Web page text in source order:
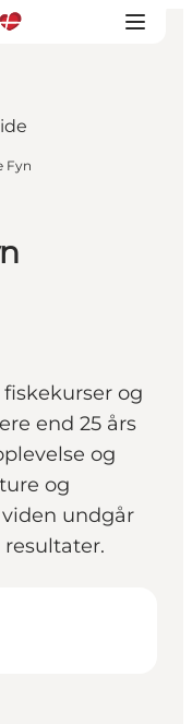
og
end 25 års
og
og
undgår
Fyn